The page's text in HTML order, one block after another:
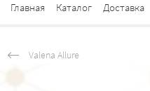
Главная Каталог Доставка
Valena Allure